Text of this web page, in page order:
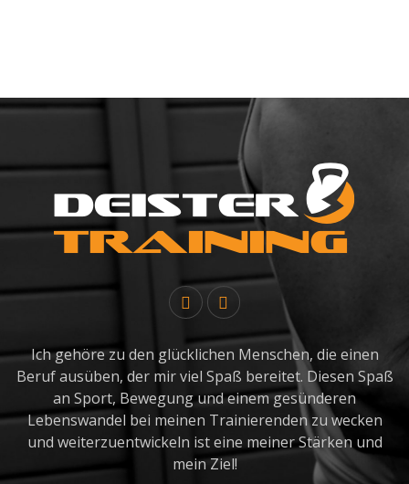
Ich gehöre zu den glücklichen Menschen, die einen
Beruf ausüben, der mir viel Spaß bereitet. Diesen Spaß
an Sport, Bewegung und einem gesünderen
Lebenswandel bei meinen Trainierenden zu wecken
und weiterzuentwickeln ist eine meiner Stärken und
mein Ziel!